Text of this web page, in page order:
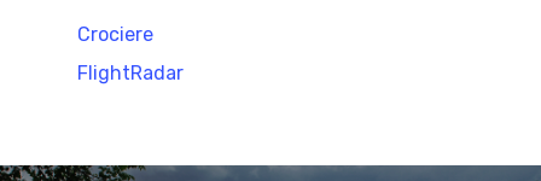
Crociere
FlightRadar